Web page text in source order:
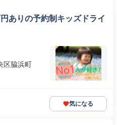
ありの予約制キッズドライ
区脇浜町
気になる